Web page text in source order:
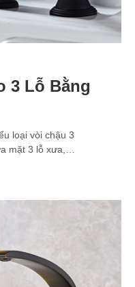
3 Lỗ Bằng
loại vòi chậu 3
mặt 3 lỗ xưa,…